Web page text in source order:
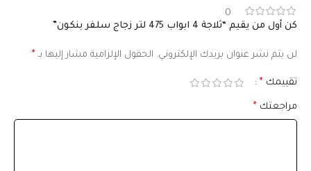
0
كن أول من يقيم “ثلاجة 4 ابواب 475 لتر زجاج سلفر بنكون”
لن يتم نشر عنوان بريدك الإلكتروني. الحقول الإلزامية مشار إليها بـ *
تقييمك *
مراجعتك *